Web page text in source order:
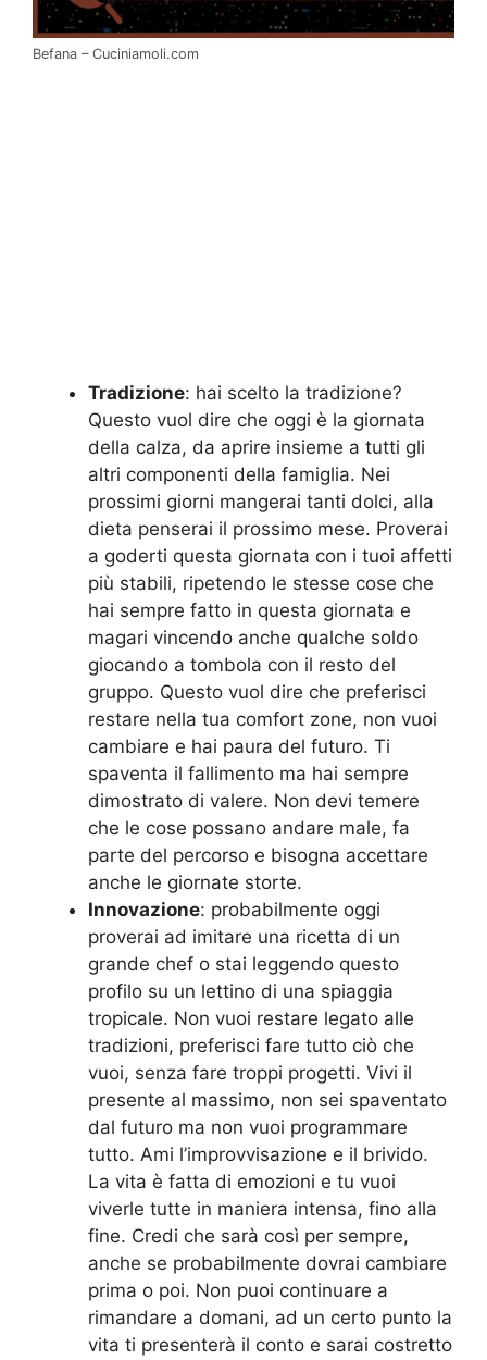
Befana – Cuciniamoli.com
Tradizione: hai scelto la tradizione?
Questo vuol dire che oggi è la giornata
della calza, da aprire insieme a tutti gli
altri componenti della famiglia. Nei
prossimi giorni mangerai tanti dolci, alla
dieta penserai il prossimo mese. Proverai
a goderti questa giornata con i tuoi affetti
più stabili, ripetendo le stesse cose che
hai sempre fatto in questa giornata e
magari vincendo anche qualche soldo
giocando a tombola con il resto del
gruppo. Questo vuol dire che preferisci
restare nella tua comfort zone, non vuoi
cambiare e hai paura del futuro. Ti
spaventa il fallimento ma hai sempre
dimostrato di valere. Non devi temere
che le cose possano andare male, fa
parte del percorso e bisogna accettare
anche le giornate storte.
Innovazione: probabilmente oggi
proverai ad imitare una ricetta di un
grande chef o stai leggendo questo
profilo su un lettino di una spiaggia
tropicale. Non vuoi restare legato alle
tradizioni, preferisci fare tutto ciò che
vuoi, senza fare troppi progetti. Vivi il
presente al massimo, non sei spaventato
dal futuro ma non vuoi programmare
tutto. Ami l’improvvisazione e il brivido.
La vita è fatta di emozioni e tu vuoi
viverle tutte in maniera intensa, fino alla
fine. Credi che sarà così per sempre,
anche se probabilmente dovrai cambiare
prima o poi. Non puoi continuare a
rimandare a domani, ad un certo punto la
vita ti presenterà il conto e sarai costretto